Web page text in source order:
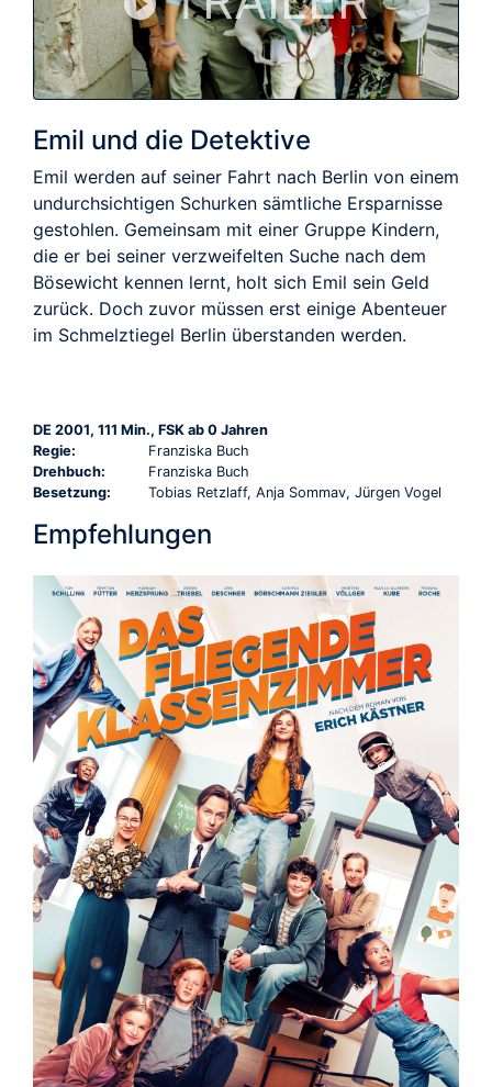
Emil und die Detektive
Emil werden auf seiner Fahrt nach Berlin von einem
undurchsichtigen Schurken sämtliche Ersparnisse
gestohlen. Gemeinsam mit einer Gruppe Kindern,
die er bei seiner verzweifelten Suche nach dem
Bösewicht kennen lernt, holt sich Emil sein Geld
zurück. Doch zuvor müssen erst einige Abenteuer
im Schmelztiegel Berlin überstanden werden.
DE 2001, 111 Min., FSK ab 0 Jahren
Regie:
Franziska Buch
Drehbuch:
Franziska Buch
Besetzung:
Tobias Retzlaff, Anja Sommav, Jürgen Vogel
Empfehlungen